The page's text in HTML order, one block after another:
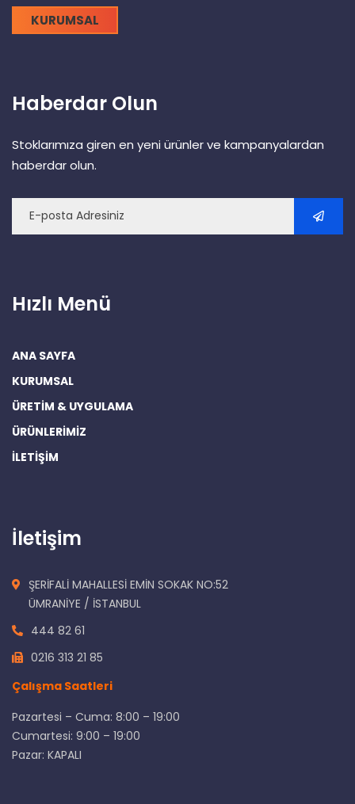
KURUMSAL
Haberdar Olun
Stoklarımıza giren en yeni ürünler ve kampanyalardan
haberdar olun.
Hızlı Menü
ANA SAYFA
KURUMSAL
ÜRETİM & UYGULAMA
ÜRÜNLERİMİZ
İLETİŞİM
İletişim
ŞERİFALİ MAHALLESİ EMİN SOKAK NO:52
ÜMRANİYE / İSTANBUL
444 82 61
0216 313 21 85
Çalışma Saatleri
Pazartesi – Cuma: 8:00 – 19:00
Cumartesi: 9:00 – 19:00
Pazar: KAPALI